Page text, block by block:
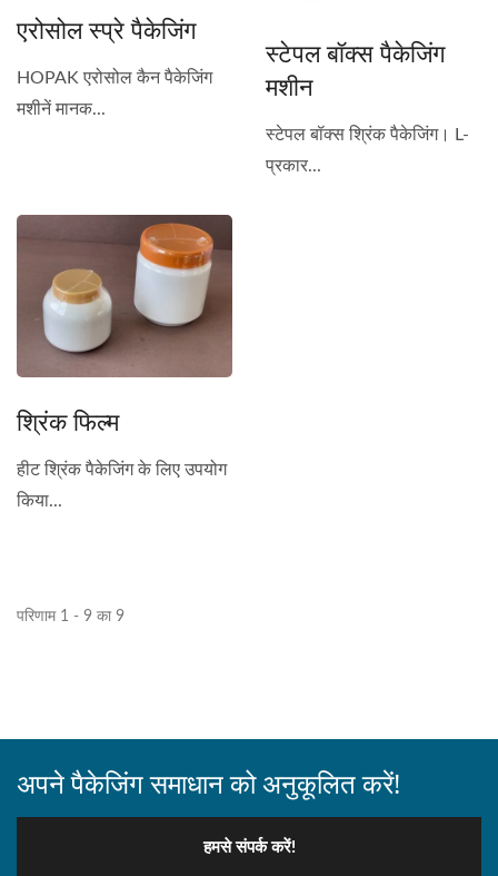
एरोसोल स्प्रे पैकेजिंग
HOPAK एरोसोल कैन पैकेजिंग
मशीनें मानक...
स्टेपल बॉक्स पैकेजिंग
मशीन
स्टेपल बॉक्स श्रिंक पैकेजिंग। L-
प्रकार...
श्रिंक फिल्म
हीट श्रिंक पैकेजिंग के लिए उपयोग
किया...
परिणाम 1 - 9 का 9
अपने पैकेजिंग समाधान को अनुकूलित करें!
हमसे संपर्क करें!